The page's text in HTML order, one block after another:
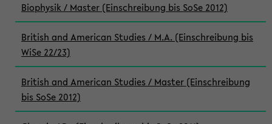
Biophysik / Master (Einschreibung bis SoSe 2012)
British and American Studies / M.A. (Einschreibung bis
WiSe 22/23)
British and American Studies / Master (Einschreibung
bis SoSe 2012)